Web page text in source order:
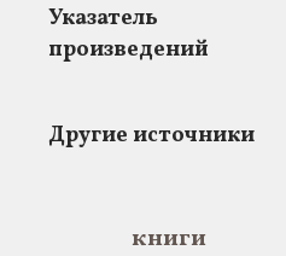
Указатель
произведений
Другие источники
книги